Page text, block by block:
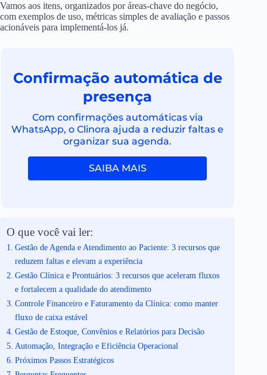
Vamos aos itens, organizados por áreas-chave do negócio,
com exemplos de uso, métricas simples de avaliação e passos
acionáveis para implementá-los já.
Confirmação automática de
presença
Com confirmações automáticas via
WhatsApp, o Clinora ajuda a reduzir faltas e
organizar sua agenda.
SAIBA MAIS
O que você vai ler:
Gestão de Agenda e Atendimento ao Paciente: 3 recursos que
reduzem faltas e elevam a experiência
Gestão Clínica e Prontuários: 3 recursos que aceleram fluxos
e fortalecem a qualidade do atendimento
Controle Financeiro e Faturamento da Clínica: como manter
fluxo de caixa estável
Gestão de Estoque, Convênios e Relatórios para Decisão
Automação, Integração e Eficiência Operacional
Próximos Passos Estratégicos